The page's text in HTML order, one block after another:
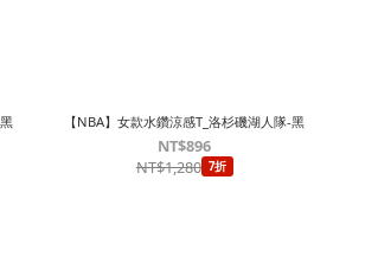
【NBA】女款水鑽涼感T_洛杉磯湖人隊-黑
NT$896
NT$1,280 7折